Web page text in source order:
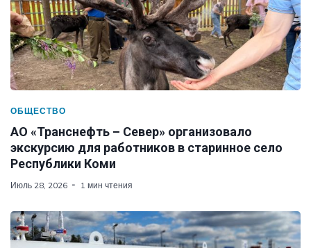
ОБЩЕСТВО
АО «Транснефть – Север» организовало
экскурсию для работников в старинное село
Республики Коми
Июль 28, 2026 1 мин чтения